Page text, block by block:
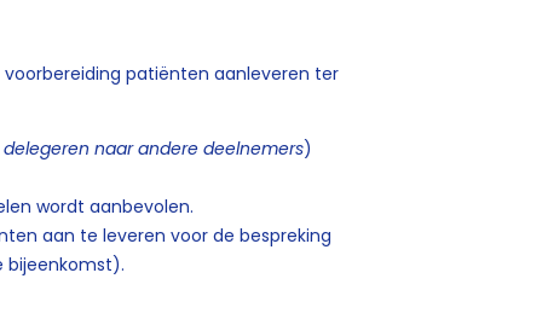
voorbereiding patiënten aanleveren ter
naar andere deelnemers)
wordt aanbevolen.
aan te leveren voor de bespreking
bijeenkomst).